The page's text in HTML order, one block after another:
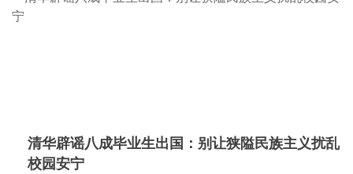
清华辟谣八成毕业生出国：别让狭隘民族主义扰乱
校园安宁